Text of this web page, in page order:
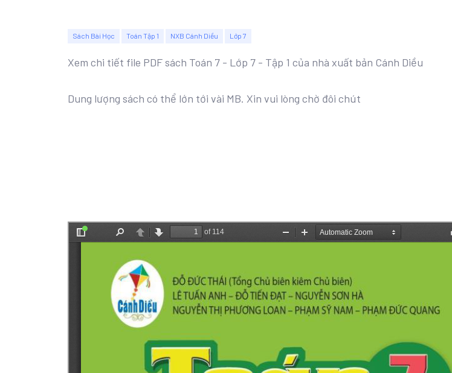
Sách Bài Học Toán Tập 1 NXB Cánh Diều Lớp 7
Xem chi tiết file PDF sách Toán 7 - Lớp 7 - Tập 1 của nhà xuất bản Cánh Diều
Dung lượng sách có thể lớn tới vài MB. Xin vui lòng chờ đôi chút